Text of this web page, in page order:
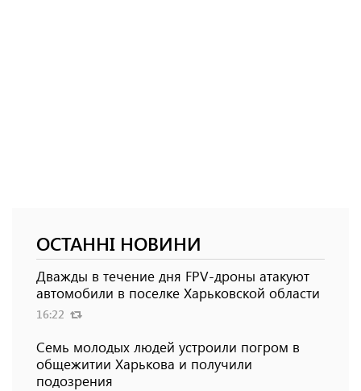
ОСТАННІ НОВИНИ
Дважды в течение дня FPV-дроны атакуют
автомобили в поселке Харьковской области
16:22
Семь молодых людей устроили погром в
общежитии Харькова и получили
подозрения